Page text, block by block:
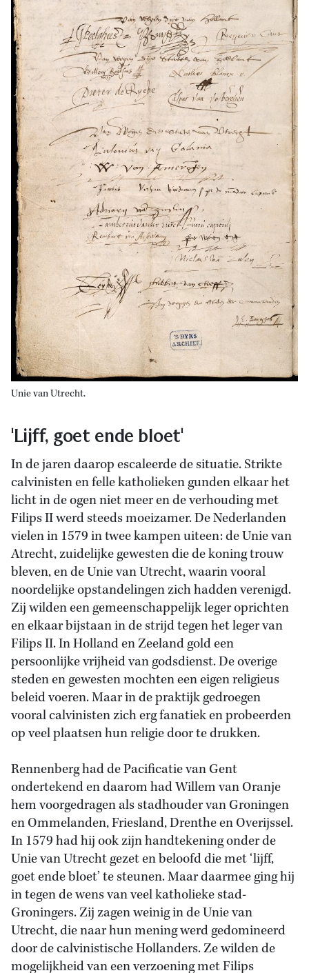
Unie van Utrecht.
'Lijff, goet ende bloet'
In de jaren daarop escaleerde de situatie. Strikte
calvinisten en felle katholieken gunden elkaar het
licht in de ogen niet meer en de verhouding met
Filips II werd steeds moeizamer. De Nederlanden
vielen in 1579 in twee kampen uiteen: de Unie van
Atrecht, zuidelijke gewesten die de koning trouw
bleven, en de Unie van Utrecht, waarin vooral
noordelijke opstandelingen zich hadden verenigd.
Zij wilden een gemeenschappelijk leger oprichten
en elkaar bijstaan in de strijd tegen het leger van
Filips II. In Holland en Zeeland gold een
persoonlijke vrijheid van godsdienst. De overige
steden en gewesten mochten een eigen religieus
beleid voeren. Maar in de praktijk gedroegen
vooral calvinisten zich erg fanatiek en probeerden
op veel plaatsen hun religie door te drukken.
Rennenberg had de Pacificatie van Gent
ondertekend en daarom had Willem van Oranje
hem voorgedragen als stadhouder van Groningen
en Ommelanden, Friesland, Drenthe en Overijssel.
In 1579 had hij ook zijn handtekening onder de
Unie van Utrecht gezet en beloofd die met ‘lijff,
goet ende bloet’ te steunen. Maar daarmee ging hij
in tegen de wens van veel katholieke stad-
Groningers. Zij zagen weinig in de Unie van
Utrecht, die naar hun mening werd gedomineerd
door de calvinistische Hollanders. Ze wilden de
mogelijkheid van een verzoening met Filips